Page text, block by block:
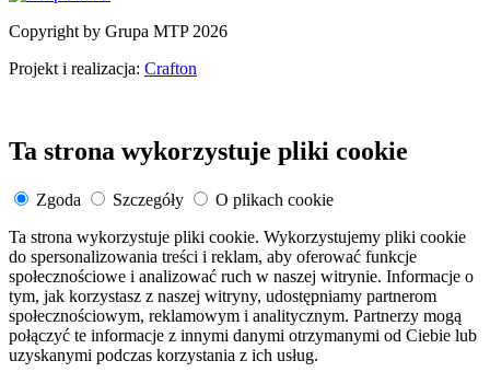
Copyright by Grupa MTP 2026
Projekt i realizacja: Crafton
Ta strona wykorzystuje pliki cookie
Zgoda Szczegóły
O plikach cookie
Ta strona wykorzystuje pliki cookie. Wykorzystujemy pliki cookie
do spersonalizowania treści i reklam, aby oferować funkcje
społecznościowe i analizować ruch w naszej witrynie. Informacje o
tym, jak korzystasz z naszej witryny, udostępniamy partnerom
społecznościowym, reklamowym i analitycznym. Partnerzy mogą
połączyć te informacje z innymi danymi otrzymanymi od Ciebie lub
uzyskanymi podczas korzystania z ich usług.